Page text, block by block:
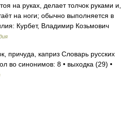
на руках, делает толчок руками и,
на ноги; обычно выполняется в
Курбет, Владимир Козьмович
причуда, каприз Словарь русских
во синонимов: 8 • выходка (29) •